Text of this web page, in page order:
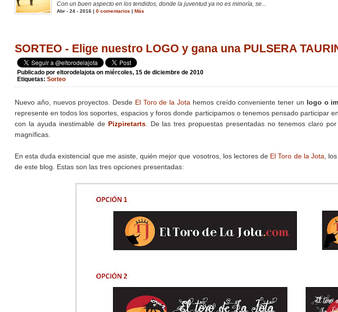
Con un buen aspecto en los tendidos, donde la juventud ya no es minoría, se...
Abr - 24 - 2016 | 0 comentarios Más
SORTEO - Elige nuestro LOGO y gana una PULSERA
Publicado por eltorodelajota on miércoles, 15 de diciembre de 2010
Etiquetas: Sorteo
Nuevo año, nuevos proyectos. Desde El Toro de la Jota hemos creído conveniente tener un logo o
represente en todos los soportes, espacios y foros donde participamos o tenemos pensado participar
con la ayuda inestimable de Pizpiretarts. De las tres propuestas presentadas no tenemos claro
magníficas.
En esta duda existencial que me asiste, quién mejor que vosotros, los lectores de El Toro de la Jota ,
de este blog. Estas son las tres opciones presentadas: